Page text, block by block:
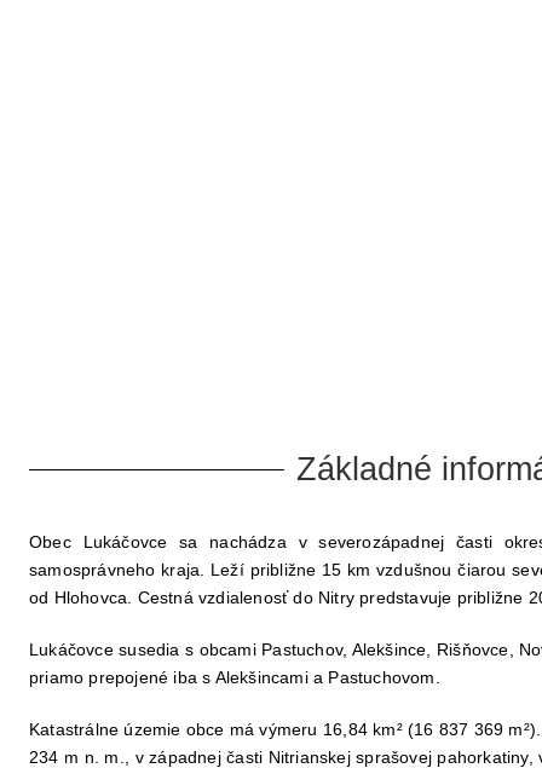
Základné
Obec Lukáčovce sa nachádza v severozápadnej časti
samosprávneho kraja . Leží približne 15 km vzdušnou čiarou
od Hlohovca . Cestná vzdialenosť do Nitry predstavuje približne
Lukáčovce susedia s obcami Pastuchov, Alekšince, Rišňovce,
priamo prepojené iba s Alekšincami a Pastuchovom
Katastrálne územie obce má výmeru 16,84 km² (16 837 369 m²)
234 m n. m.
, v západnej časti Nitrianskej sprašovej pahorkatiny,